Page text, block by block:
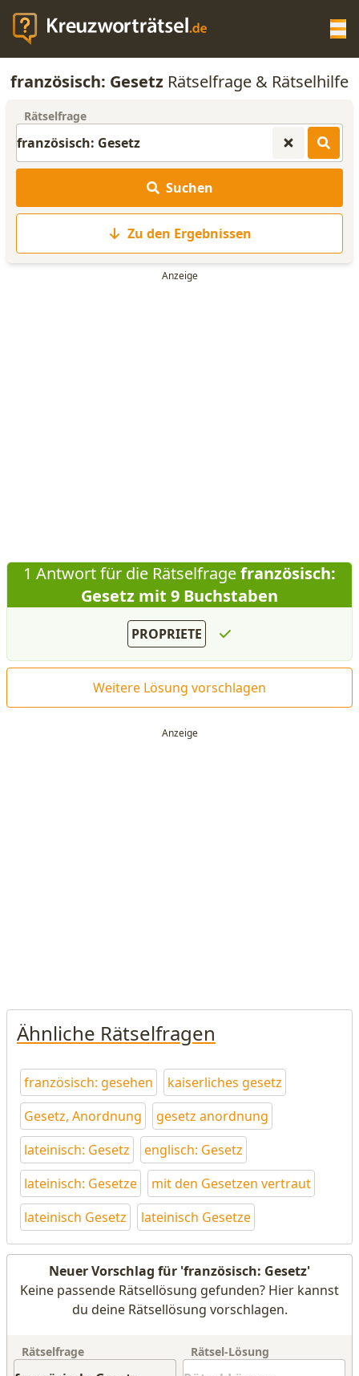
KREUZWORTRÄTSEL-HILFE
ANAGRAMM-GENERATOR
französisch: Gesetz Rätselfrage & Rätselhilfe
Rätselfrage
Suchen
Zu den Ergebnissen
1 Antwort für die Rätselfragefranzösisch:
Gesetz mit 9 Buchstaben
PROPRIETE
Weitere Lösung vorschlagen
Ähnliche Rätselfragen
französisch: gesehen
kaiserliches gesetz
Gesetz, Anordnung
gesetz anordnung
lateinisch: Gesetz
englisch: Gesetz
lateinisch: Gesetze
mit den Gesetzen vertraut
lateinisch Gesetz
lateinisch Gesetze
Neuer Vorschlag für 'französisch: Gesetz'
Keine passende Rätsellösung gefunden? Hier kannst
du deine Rätsellösung vorschlagen.
Rätselfrage Rätsel-Lösung